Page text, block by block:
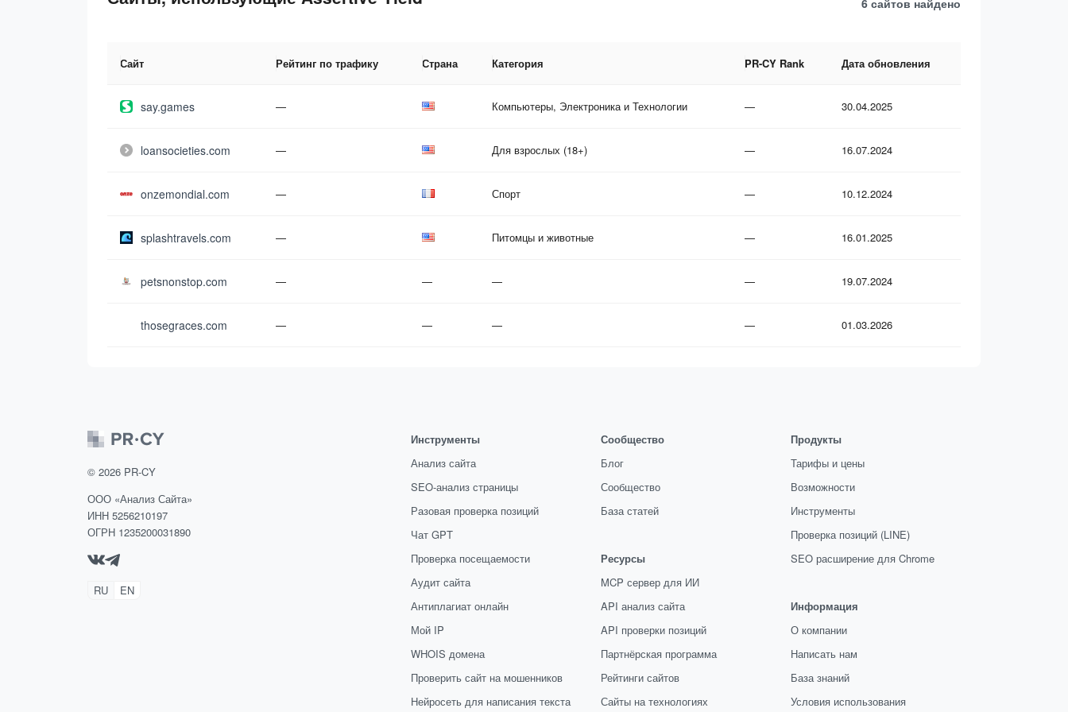
6 сайтов найдено
Сайт Рейтинг по трафику Страна Категория PR-CY Rank Дата обновления
say.games — Компьютеры, Электроника и Технологии — 30.04.2025
loansocieties.com — Для взрослых (18+) — 16.07.2024
onzemondial.com — Спорт — 10.12.2024
splashtravels.com — Питомцы и животные — 16.01.2025
petsnonstop.com — — — — 19.07.2024
thosegraces.com — — — — 01.03.2026
© 2026 PR-CY
ООО «Анализ Сайта»
ИНН 5256210197
ОГРН 1235200031890
RU EN
Инструменты
Анализ сайта
SEO-анализ страницы
Разовая проверка позиций
Чат GPT
Проверка посещаемости
Аудит сайта
Антиплагиат онлайн
Мой IP
WHOIS домена
Проверить сайт на мошенников
Нейросеть для написания текста
Сообщество
Блог
Сообщество
База статей
Ресурсы
MCP сервер для ИИ
API анализ сайта
API проверки позиций
Партнёрская программа
Рейтинги сайтов
Сайты на технологиях
Продукты
Тарифы и цены
Возможности
Инструменты
Проверка позиций (LINE)
SEO расширение для Chrome
Информация
О компании
Написать нам
База знаний
Условия использования